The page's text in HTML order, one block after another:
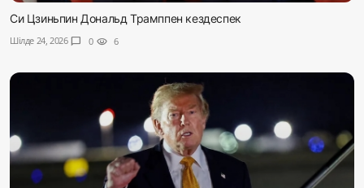
Си Цзиньпин Дональд Трамппен кездеспек
Шілде 24, 2026 chat_bubble 0 visibility 6